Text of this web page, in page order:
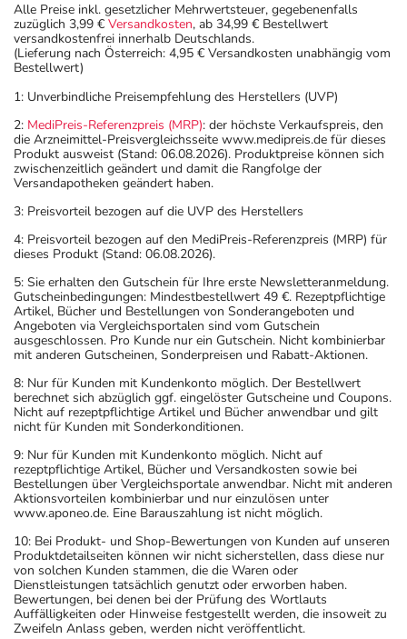
Alle Preise inkl. gesetzlicher Mehrwertsteuer, gegebenenfalls
zuzüglich 3,99 € Versandkosten, ab 34,99 € Bestellwert
versandkostenfrei innerhalb Deutschlands.
(Lieferung nach Österreich: 4,95 € Versandkosten unabhängig vom
Bestellwert)
1: Unverbindliche Preisempfehlung des Herstellers (UVP)
2: MediPreis-Referenzpreis (MRP): der höchste Verkaufspreis, den
die Arzneimittel-Preisvergleichsseite www.medipreis.de für dieses
Produkt ausweist (Stand: 06.08.2026). Produktpreise können sich
zwischenzeitlich geändert und damit die Rangfolge der
Versandapotheken geändert haben.
3: Preisvorteil bezogen auf die UVP des Herstellers
4: Preisvorteil bezogen auf den MediPreis-Referenzpreis (MRP) für
dieses Produkt (Stand: 06.08.2026).
5: Sie erhalten den Gutschein für Ihre erste Newsletteranmeldung.
Gutscheinbedingungen: Mindestbestellwert 49 €. Rezeptpflichtige
Artikel, Bücher und Bestellungen von Sonderangeboten und
Angeboten via Vergleichsportalen sind vom Gutschein
ausgeschlossen. Pro Kunde nur ein Gutschein. Nicht kombinierbar
mit anderen Gutscheinen, Sonderpreisen und Rabatt-Aktionen.
8: Nur für Kunden mit Kundenkonto möglich. Der Bestellwert
berechnet sich abzüglich ggf. eingelöster Gutscheine und Coupons.
Nicht auf rezeptpflichtige Artikel und Bücher anwendbar und gilt
nicht für Kunden mit Sonderkonditionen.
9: Nur für Kunden mit Kundenkonto möglich. Nicht auf
rezeptpflichtige Artikel, Bücher und Versandkosten sowie bei
Bestellungen über Vergleichsportale anwendbar. Nicht mit anderen
Aktionsvorteilen kombinierbar und nur einzulösen unter
www.aponeo.de. Eine Barauszahlung ist nicht möglich.
10: Bei Produkt- und Shop-Bewertungen von Kunden auf unseren
Produktdetailseiten können wir nicht sicherstellen, dass diese nur
von solchen Kunden stammen, die die Waren oder
Dienstleistungen tatsächlich genutzt oder erworben haben.
Bewertungen, bei denen bei der Prüfung des Wortlauts
Auffälligkeiten oder Hinweise festgestellt werden, die insoweit zu
Zweifeln Anlass geben, werden nicht veröffentlicht.